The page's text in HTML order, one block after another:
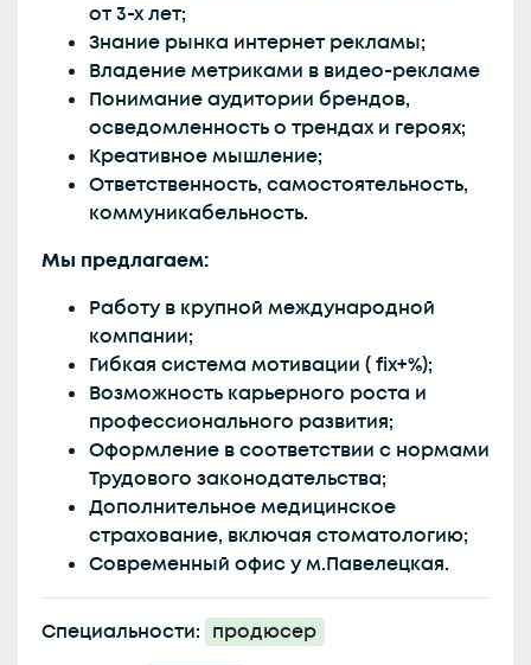
от 3-х лет;
Знание рынка интернет рекламы;
Владение метриками в видео-рекламе
Понимание аудитории брендов,
осведомленность о трендах и героях;
Креативное мышление;
Ответственность, самостоятельность,
коммуникабельность.
Мы предлагаем:
Работу в крупной международной
компании;
Гибкая система мотивации ( fix+%);
Возможность карьерного роста и
профессионального развития;
Оформление в соответствии с нормами
Трудового законодательства;
Дополнительное медицинское
страхование, включая стоматологию;
Современный офис у м.Павелецкая.
Специальности: продюсер